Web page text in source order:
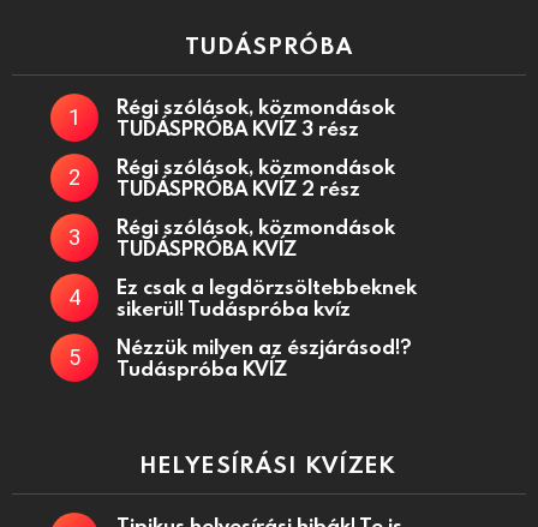
TUDÁSPRÓBA
Régi szólások, közmondások
TUDÁSPRÓBA KVÍZ 3 rész
Régi szólások, közmondások
TUDÁSPRÓBA KVÍZ 2 rész
Régi szólások, közmondások
TUDÁSPRÓBA KVÍZ
Ez csak a legdörzsöltebbeknek
sikerül! Tudáspróba kvíz
Nézzük milyen az észjárásod!?
Tudáspróba KVÍZ
HELYESÍRÁSI KVÍZEK